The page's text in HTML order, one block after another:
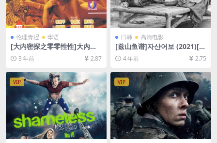
伦理青涩 华语
[大内密探之零零性性]大內密
探之靈靈性性 (1996)[百度网
盘+夸克网盘1080P超清未删
减资源][网盘下载][MP4/6GB]
[粤语中字]【手机/平板无法在
线播放，请使用电脑下载防和
谐压缩包（含解压密码）】
3 年前 2.87
日韩 高清电影
[兹山鱼谱]자산어보 (2021)[百
度网盘+迅雷云盘资源1080P
超清未删减][MP4/5.3GB][韩
语中字]
4 年前 2.75
VIP VIP